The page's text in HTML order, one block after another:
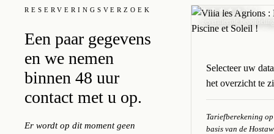
RESERVERINGSVERZOEK
Een paar gegevens
en we nemen
binnen 48 uur
contact met u op.
Er wordt op dit moment geen
★ ★ ★ ★ ★5 · 2
Selecteer uw
het overzicht te
Tariefberekening op
basis van de